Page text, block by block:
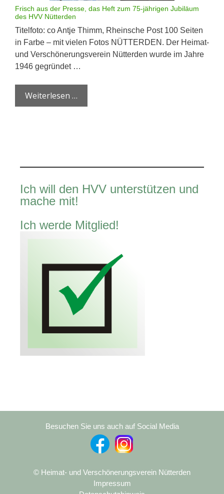
Frisch aus der Presse, das Heft zum 75-jährigen Jubiläum
des HVV Nütterden
Titelfoto: co Antje Thimm, Rheinsche Post 100 Seiten
in Farbe – mit vielen Fotos NÜTTERDEN. Der Heimat-
und Verschönerungsverein Nütterden wurde im Jahre
1946 gegründet …
Weiterlesen …
Ich will den HVV unterstützen und
mache mit!
Ich werde Mitglied!
Besuchen Sie uns auch auf Social Media
© Heimat- und Verschönerungsverein Nütterden
Impressum